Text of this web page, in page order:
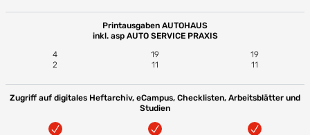
Printausgaben AUTOHAUS
inkl. asp AUTO SERVICE PRAXIS
4
2
19
11
19
11
Zugriff auf digitales Heftarchiv, eCampus, Checklisten, Arbeitsblätter und
Studien